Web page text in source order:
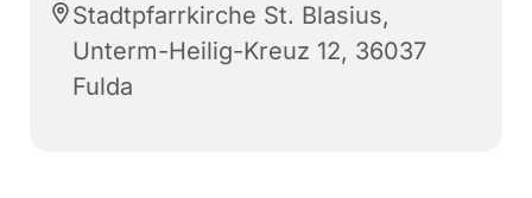
Stadtpfarrkirche St. Blasius,
Unterm-Heilig-Kreuz 12, 36037
Fulda